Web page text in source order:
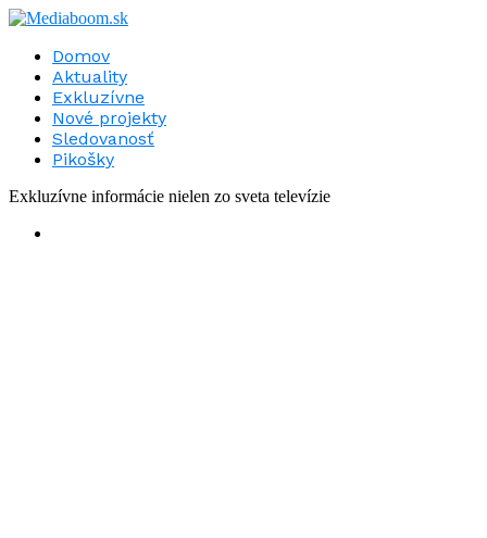
Domov
Aktuality
Exkluzívne
Nové projekty
Sledovanosť
Pikošky
Exkluzívne informácie nielen zo sveta televízie